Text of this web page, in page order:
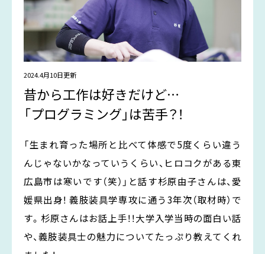
診療放射線学科
医療技術学科
臨床工学専攻
臨床検査学専攻
救急救命学科
総合リハビリテーション学部
リハビリテーション学科
理学療法学専攻
作業療法学専攻
言語聴覚療法学専攻
健康スポーツ学部
健康スポーツ学科
心理学科
医療栄養学科
社会学科
地域創生学専攻
社会福祉学専攻
看護学部
看護学科
薬学部
薬学科
助産学専攻科
大学院
文字で知る学科情報はこちら
広島国際大学入試情報サイト
広島国際大学メインサイト
サイトTOPへ戻る
2024.4月10日更新
昔から工作は好きだけど…
「プログラミング」は苦手？！
「生まれ育った場所と比べて体感で5度くらい違う
んじゃないかなっていうくらい、ヒロコクがある東
広島市は寒いです（笑）」と話す杉原由子さんは、愛
媛県出身！ 義肢装具学専攻に通う3年次（取材時）で
す。杉原さんはお話上手！！大学入学当時の面白い話
や、義肢装具士の魅力についてたっぷり教えてくれ